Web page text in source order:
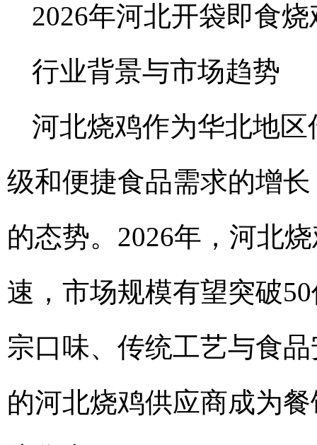
2026年河北开袋即食
行业背景与市场趋势
河北烧鸡作为华北地
级和便捷食品需求的增
的态势。2026年，河北
速，市场规模有望突破
宗口味、传统工艺与食
的河北烧鸡供应商成为